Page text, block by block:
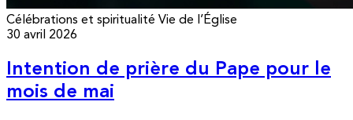
Célébrations et spiritualité Vie de l’Église
30 avril 2026
Intention de prière du Pape pour le
mois de mai